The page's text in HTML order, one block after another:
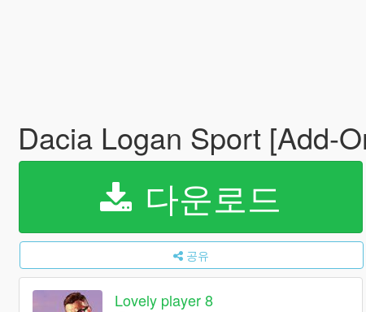
Dacia Logan Sport [Add-
다운로드
공유
Lovely player 8